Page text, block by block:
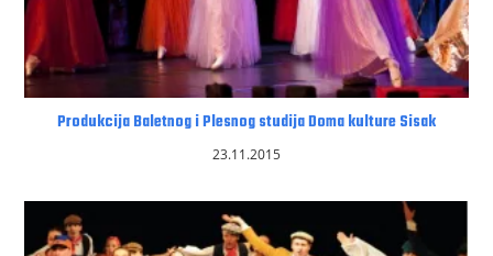
Produkcija Baletnog i Plesnog studija Doma kulture Sisak
23.11.2015